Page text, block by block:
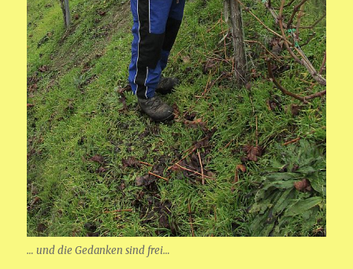
… und die Gedanken sind frei…